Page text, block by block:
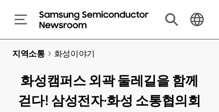
지역소통 > 화성이야기
화성캠퍼스 외곽 둘레길을 함께
걷다! 삼성전자·화성 소통협의회